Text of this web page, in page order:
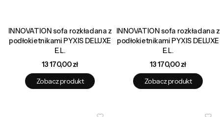
INNOVATION sofa rozkładana z
podłokietnikami PYXIS DELUXE
E.L.
Cena
13 170,00 zł
Zobacz produkt
INNOVATION sofa rozkładana z
podłokietnikami PYXIS DELUXE
E.L.
Cena
13 170,00 zł
Zobacz produkt